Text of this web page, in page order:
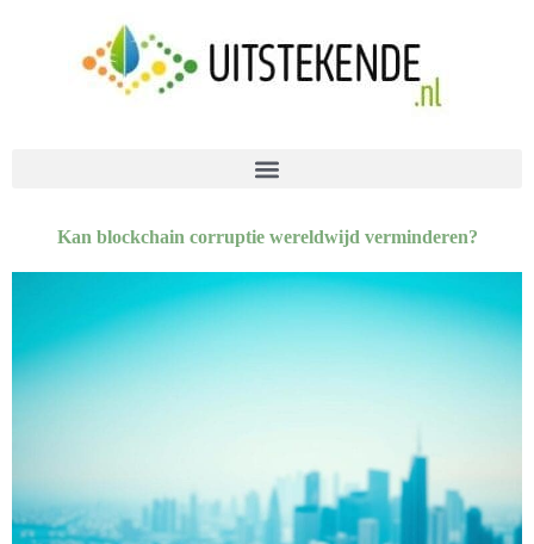
Kan blockchain corruptie wereldwijd verminderen?